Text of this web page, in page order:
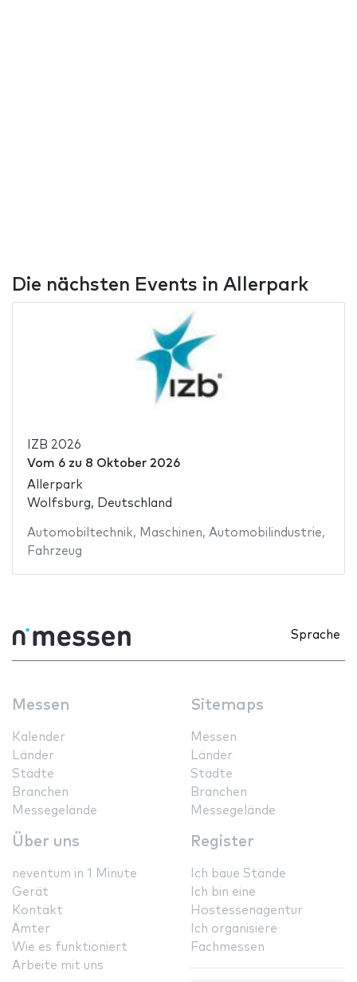
Die nächsten Events in Allerpark
IZB 2026
Vom 6zu 8 Oktober 2026
Allerpark
Wolfsburg, Deutschland
Automobiltechnik, Maschinen, Automobilindustrie,
Fahrzeug
Sprache
Messen
Kalender
Länder
Städte
Branchen
Messegelände
Sitemaps
Messen
Länder
Städte
Branchen
Messegelände
Über uns
neventum in 1 Minute
Gerät
Kontakt
Ämter
Wie es funktioniert
Arbeite mit uns
Register
Ich baue Stände
Ich bin eine
Hostessenagentur
Ich organisiere
Fachmessen